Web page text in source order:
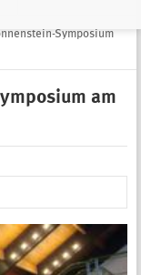
Symposium
am